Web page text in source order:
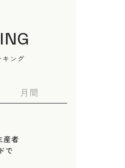
キング
月間
産者
で